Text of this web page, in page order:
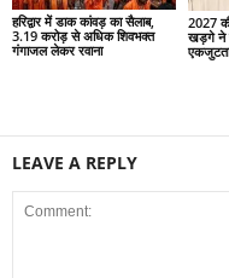
हरिद्वार में डाक कांवड़ का सैलाब,
3.19 करोड़ से अधिक शिवभक्त
गंगाजल लेकर रवाना
2027
खड़गे ने
LEAVE A REPLY